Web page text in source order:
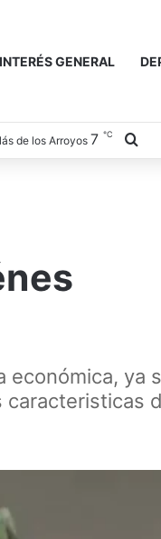
INTERÉS GENERAL
de los Arroyos7 ℃
económica, ya
caracteristicas